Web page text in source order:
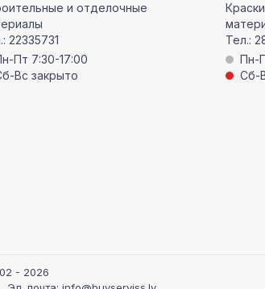
и отделочные
22335731
Пт 7:30-17:00
Вс закрыто
Тел.:
Пн-
Сб-
- 2026